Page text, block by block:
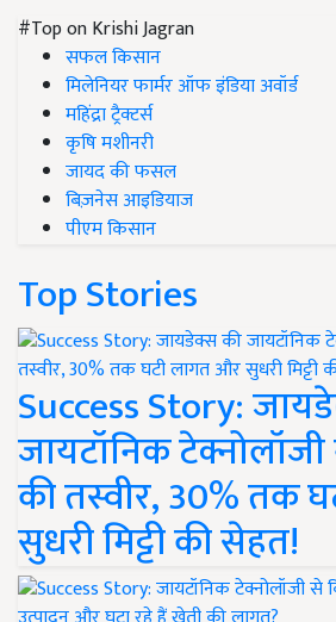
#Top on Krishi Jagran
सफल किसान
मिलेनियर फार्मर ऑफ इंडिया अवॉर्ड
महिंद्रा ट्रैक्टर्स
कृषि मशीनरी
जायद की फसल
बिज़नेस आइडियाज
पीएम किसान
Top Stories
Success Story:
जायटॉनिक
की तस्वीर, 30% तक
सुधरी मिट्टी की सेहत!